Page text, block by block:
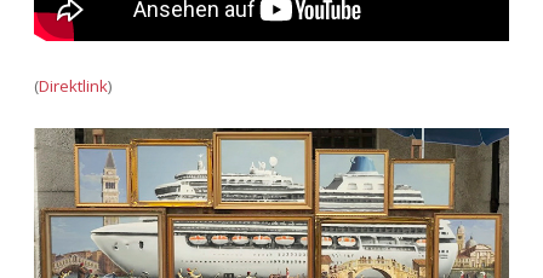
Adventskalender 2023
(Direktlink)